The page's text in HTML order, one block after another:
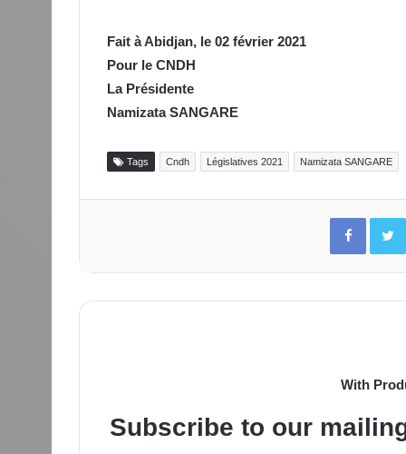
Fait à Abidjan, le 02 février 2021
Pour le CNDH
La Présidente
Namizata SANGARE
Tags Cndh Législatives 2021 Namizata SANGARE
With
Subscribe to our